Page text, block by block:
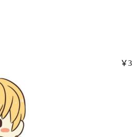
￥3